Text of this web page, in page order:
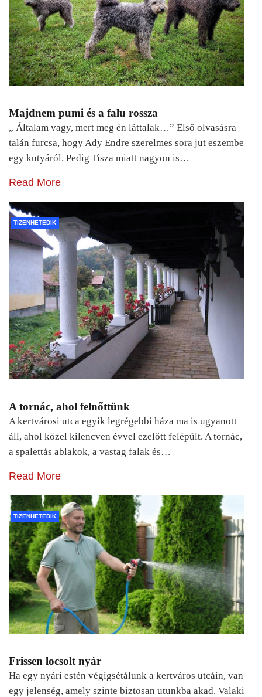
Majdnem pumi és a falu rossza
„ Általam vagy, mert meg én láttalak…” Első olvasásra
talán furcsa, hogy Ady Endre szerelmes sora jut eszembe
egy kutyáról. Pedig Tisza miatt nagyon is…
Read More
TIZENHETEDIK
A tornác, ahol felnőttünk
A kertvárosi utca egyik legrégebbi háza ma is ugyanott
áll, ahol közel kilencven évvel ezelőtt felépült. A tornác,
a spalettás ablakok, a vastag falak és…
Read More
TIZENHETEDIK
Frissen locsolt nyár
Ha egy nyári estén végigsétálunk a kertváros utcáin, van
egy jelenség, amely szinte biztosan utunkba akad. Valaki